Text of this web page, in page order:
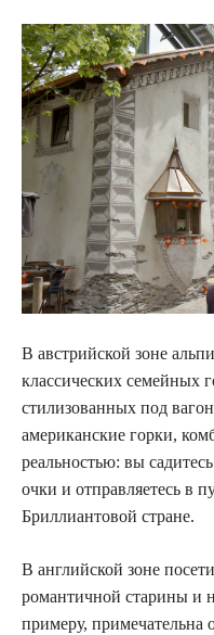
В австрийской зоне
классических семейных
стилизованных под
американские горки,
реальностью: вы
очки и отправляетесь в
Бриллиантовой стране.
В английской зоне
романтичной старины и
примеру, примечательна